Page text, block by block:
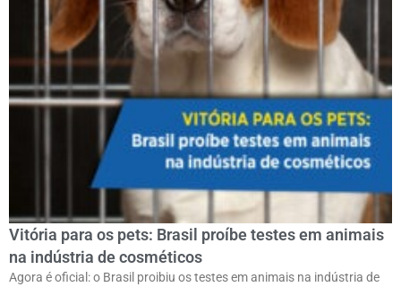
Vitória para os pets: Brasil proíbe testes em animais
na indústria de cosméticos
Agora é oficial: o Brasil proibiu os testes em animais na indústria de